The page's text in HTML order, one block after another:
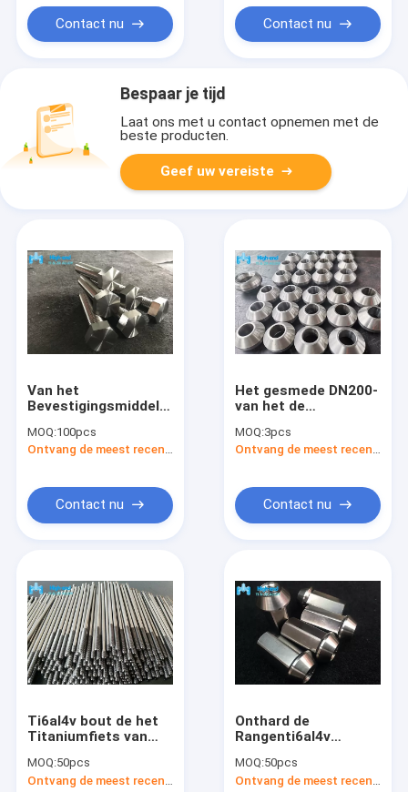
Contact nu Contact nu
Bespaar je tijd
Laat ons met u contact opnemen met de
beste producten.
Geef uw vereiste
Van het
Bevestigingsmiddelunc
Titanium Metrische
het Titaniumbouten
MOQ:100pcs
Ontvang de meest recente Prijs
Contact nu
Het gesmede DN200-
van het de
Titanium van de
Takafzet van de de
het het
Uiteindelassen
MOQ:3pcs
Ontvang de meest recente Prijs
Contact nu
Ti6al4v bout de het
Titaniumfiets van
Titaniumbevestigingsmiddel
Gr5 Dubbele
MOQ:50pcs
Onthard de
Rangenti6al4v
Bevestigingsmiddel
van de Titaniumbout
MOQ:50pcs